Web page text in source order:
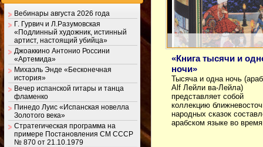
«Книга тысячи и
ночи»
Тысяча и одна ночь
Alf Лейли ва-Лейла)
представляет собой
коллекцию
народных сказок
арабском языке во
Вебинары августа 2026 года
Г. Гурвич и Л.Разумовская
«Подлинный художник, истинный
артист, настоящий убийца»
Джоаккино Антонио Россини
«Артемида»
Михаэль Энде «Бесконечная
история»
Вечер испанской гитары и танца
фламенко
Пинедо Луис «Испанская новелла
Золотого века»
Стратегическая программа на
примере Постановления СМ СССР
№ 870 от 21.10.1979